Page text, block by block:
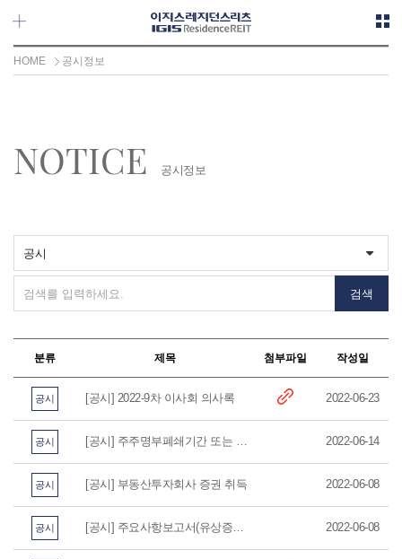
메뉴 바로가기 본문 바로가기
HOME 공시정보
NOTICE 공시정보
분류 제목 첨부파일 작성일
공시 [공시] 2022-9차 이사회 의사록 2022-06-23
공시 [공시] 주주명부폐쇄기간 또는 기준일 설정 2022-06-14
공시 [공시] 부동산투자회사 증권 취득 2022-06-08
공시 [공시] 주요사항보고서(유상증자결정) 2022-06-08